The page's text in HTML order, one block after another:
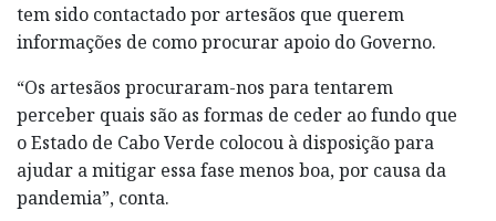
tem sido contactado por artesãos que querem
informações de como procurar apoio do Governo.
“Os artesãos procuraram-nos para tentarem
perceber quais são as formas de ceder ao fundo que
o Estado de Cabo Verde colocou à disposição para
ajudar a mitigar essa fase menos boa, por causa da
pandemia”, conta.